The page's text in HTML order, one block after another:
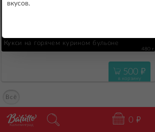
Всё
Кукси на горячем курином бульоне
480 г.
500 "
в корзину
Калининград
0 "